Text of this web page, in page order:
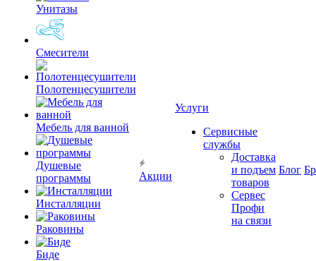
Унитазы
Смесители
Полотенцесушители
Мебель для ванной
Душевые
программы
Инсталляции
Раковины
Биде
Акции
Услуги
Сервисные
службы
Доставка
и подъем
товаров
Сервес
Профи
на связи
Блог